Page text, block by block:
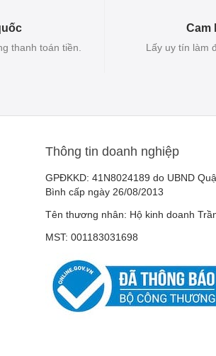
thanh toán tiền.
Cam
Lấy uy tín làm
Thông tin doanh nghiệp
GPĐKKD: 41N8024189 do UBND
Bình cấp ngày 26/08/2013
Tên thương nhân: Hộ kinh doanh
MST: 001183031698